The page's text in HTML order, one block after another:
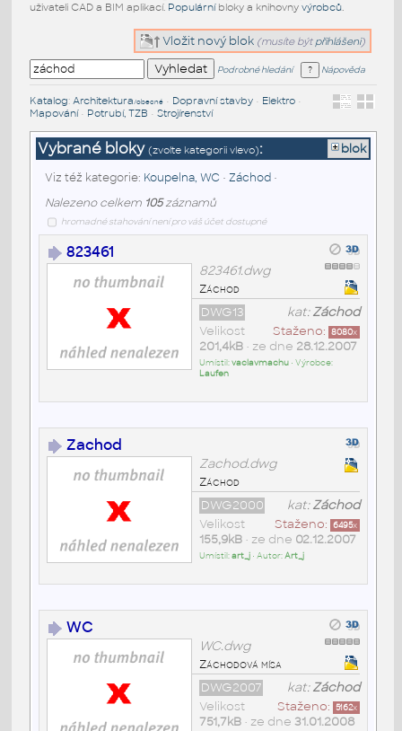
uživateli CAD a BIM aplikací. Populárníbloky a knihovny výrobců.
Vložit nový blok (musíte být přihlášeni)
Podrobné hledání Nápověda
Katalog: Architektura/obecné• Dopravní stavby• Elektro•
Mapování• Potrubí, TZB • Strojírenství
Vybrané bloky (zvolte kategorii vlevo): blok
Viz též kategorie: Koupelna, WC• Záchod•
Nalezeno celkem 105záznamů
hromadné stahování není pro váš účet dostupné
823461
823461.dwg
Záchod
kat:Záchod
DWG13
Staženo: 8080x
Velikost
201,4kB• ze dne 28.12.2007
Umístil:vaclavmachu• Výrobce:
Laufen
Zachod
Zachod.dwg
Záchod
kat:Záchod
DWG2000
Staženo: 6495x
Velikost
155,9kB• ze dne 02.12.2007
Umístil:art_j• Autor:Art_j
WC
WC.dwg
Záchodová mísa
kat:Záchod
DWG2007
Staženo: 5162x
Velikost
751,7kB• ze dne 31.01.2008